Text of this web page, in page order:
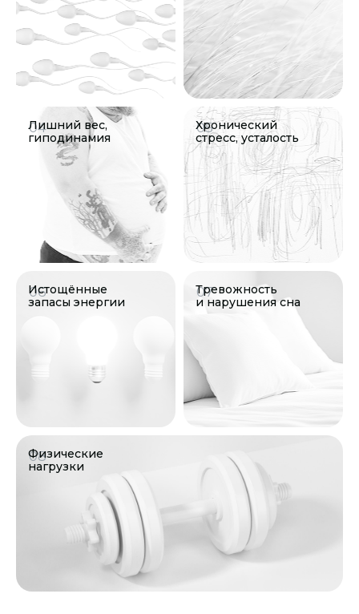
04
Лишний вес,
гиподинамия
05
Хронический
стресс, усталость
06
Истощённые
запасы энергии
07
Тревожность
и нарушения сна
08
Физические
нагрузки